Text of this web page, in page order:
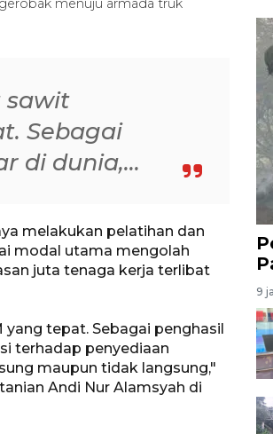
menuju armada truk
sawit
Sebagai
di dunia,...
melakukan pelatihan dan
modal utama mengolah
juta tenaga kerja terlibat
tepat. Sebagai penghasil
terhadap penyediaan
maupun tidak langsung,"
Andi Nur Alamsyah di
9